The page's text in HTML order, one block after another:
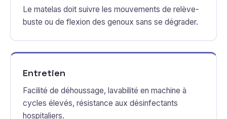
Le matelas doit suivre les mouvements de relève-
buste ou de flexion des genoux sans se dégrader.
Entretien
Facilité de déhoussage, lavabilité en machine à
cycles élevés, résistance aux désinfectants
hospitaliers.